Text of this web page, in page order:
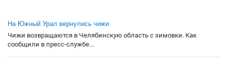
На Южный Урал вернулись чижи
Чижи возвращаются в Челябинскую область с зимовки. Как
сообщили в пресс-службе...